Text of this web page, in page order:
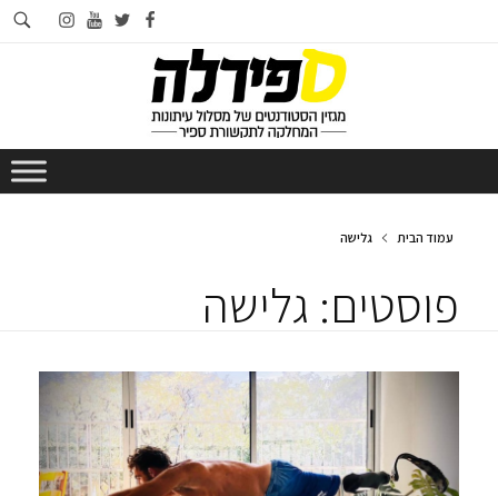
facebook
twitter
youtube
instagram
עמוד הבית גלישה
פוסטים: גלישה